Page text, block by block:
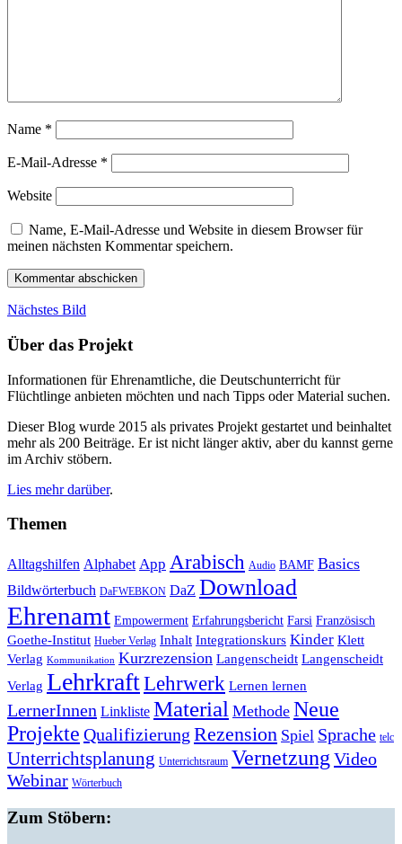
Name *
E-Mail-Adresse *
Website
Name, E-Mail-Adresse und Website in diesem Browser für
meinen nächsten Kommentar speichern.
Nächstes Bild
Über das Projekt
Informationen für Ehrenamtliche, die Deutschunterricht für
Flüchtlinge anbieten möchten und nach Tipps oder Material suchen.
Dieser Blog wurde 2015 als privates Projekt gestartet und beinhaltet
mehr als 200 Beiträge. Er ist nicht länger aktiv, aber du kannst gerne
im Archiv stöbern.
Lies mehr darüber.
Themen
Alltagshilfen Alphabet App Arabisch Audio BAMF Basics
Bildwörterbuch DaFWEBKON DaZ Download
Ehrenamt Empowerment Erfahrungsbericht Farsi Französisch
Goethe-Institut Hueber Verlag Inhalt Integrationskurs Kinder Klett
Verlag Kommunikation Kurzrezension Langenscheidt Langenscheidt
Verlag LehrkraftLehrwerk Lernen lernen
LernerInnen Linkliste Material Methode Neue
Projekte Qualifizierung Rezension Spiel Sprache telc
Unterrichtsplanung Unterrichtsraum Vernetzung Video
Webinar Wörterbuch
Zum Stöbern: